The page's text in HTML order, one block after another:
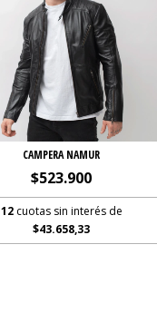
CAMPERA NAMUR
$523.900
12 cuotas sin interés de
$43.658,33